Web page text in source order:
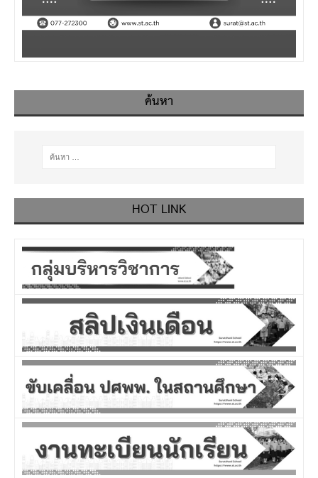
ค้นหา
HOT LINK